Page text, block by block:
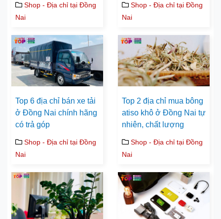
Shop - Địa chỉ tại Đồng
Nai
Shop - Địa chỉ tại Đồng
Nai
Top 6 địa chỉ bán xe tải
ở Đồng Nai chính hãng
có trả góp
Shop - Địa chỉ tại Đồng
Nai
Top 2 địa chỉ mua bông
atiso khô ở Đồng Nai tự
nhiên, chất lượng
Shop - Địa chỉ tại Đồng
Nai